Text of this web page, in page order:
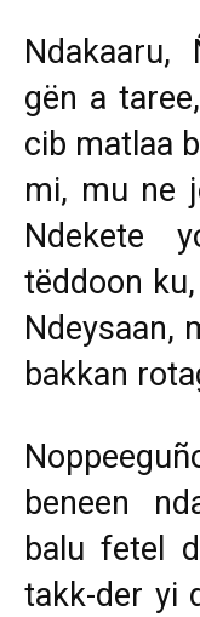
Ndakaaru,
gën a
cib matlaa
mi, mu ne
Ndekete
tëddoon
Ndeysaan,
bakkan
beneen
balu fetel
takk-der yi